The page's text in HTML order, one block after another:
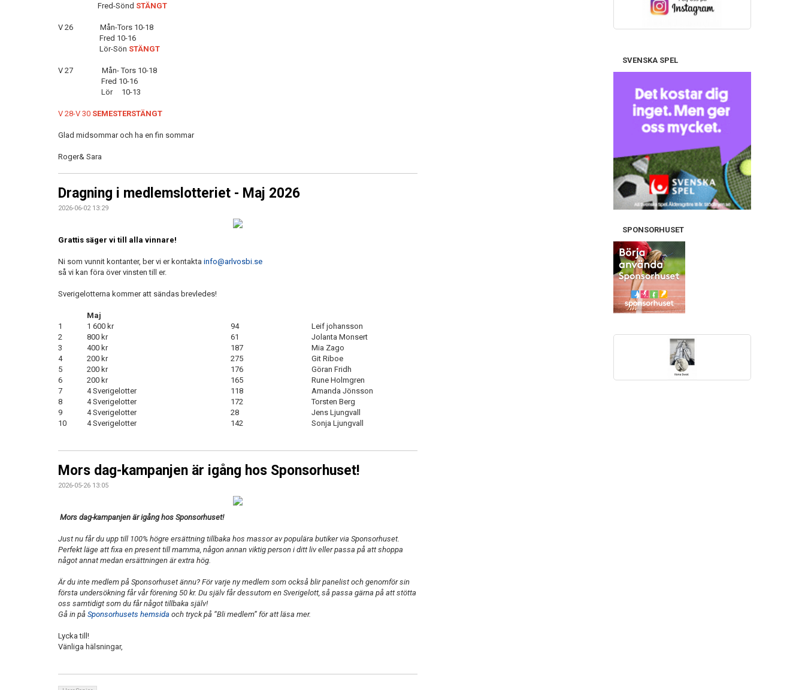
Fred-Sönd STÄNGT
V 26 Mån-Tors 10-18
Fred 10-16
Lör-Sön STÄNGT
V 27 Mån- Tors 10-18
Fred 10-16
Lör 10-13
V 28-V 30 SEMESTERSTÄNGT
Glad midsommar och ha en fin sommar
Roger& Sara
Dragning i medlemslotteriet - Maj 2026
2026-06-02 13:29
Grattis säger vi till alla vinnare!
Ni som vunnit kontanter, ber vi er kontakta info@arlvosbi.se
så vi kan föra över vinsten till er.
Sverigelotterna kommer att sändas brevledes!
Maj
1
1 600 kr 94
Leif johansson
2
800 kr 61
Jolanta Monsert
3
400 kr 187
Mia Zago
4
200 kr 275
Git Riboe
5
200 kr 176
Göran Fridh
6
200 kr 165
Rune Holmgren
7
4 Sverigelotter 118
Amanda Jönsson
8
4 Sverigelotter 172
Torsten Berg
9
4 Sverigelotter 28
Jens Ljungvall
10
4 Sverigelotter 142 Sonja Ljungvall
Mors dag-kampanjen är igång hos Sponsorhuset!
2026-05-26 13:05
Mors dag-kampanjen är igång hos Sponsorhuset!
Just nu får du upp till 100% högre ersättning tillbaka hos massor av populära butiker via Sponsorhuset.
Perfekt läge att fixa en present till mamma, någon annan viktig person i ditt liv eller passa på att shoppa
något annat medan ersättningen är extra hög.
Är du inte medlem på Sponsorhuset ännu? För varje ny medlem som också blir panelist och genomför sin
första undersökning får vår förening 50 kr. Du själv får dessutom en Sverigelott, så passa gärna på att stötta
oss samtidigt som du får något tillbaka själv!
Gå in på Sponsorhusets hemsida och tryck på “Bli medlem” för att läsa mer.
Lycka till!
Vänliga hälsningar,
SVENSKA SPEL
SPONSORHUSET